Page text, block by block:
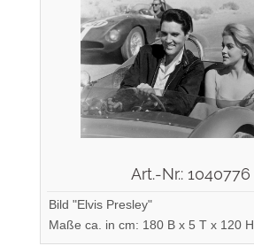
Art.-Nr.: 1040776
Bild "Elvis Presley"
Maße ca. in cm: 180 B x 5 T x 120 H